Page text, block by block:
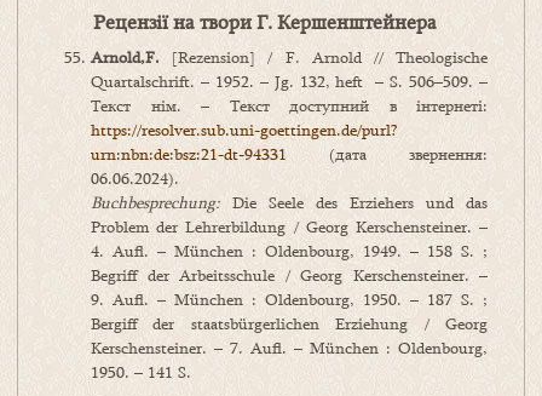
Рецензії на твори Г. Кершенштейнера
Arnold,F. [Rezension] / F. Arnold // Theologische
Quartalschrift. – 1952. – Jg. 132, heft – S. 506–509. –
Текст нім. – Текст доступний в інтернеті:
https://resolver.sub.uni-goettingen.de/purl?
urn:nbn:de:bsz:21-dt-94331 (дата звернення:
06.06.2024).
Buchbesprechung: Die Seele des Erziehers und das
Problem der Lehrerbildung / Georg Kerschensteiner. –
4. Aufl. – München : Oldenbourg, 1949. – 158 S. ;
Begriff der Arbeitsschule / Georg Kerschensteiner. –
9. Aufl. – München : Oldenbourg, 1950. – 187 S. ;
Bergiff der staatsbürgerlichen Erziehung / Georg
Kerschensteiner. – 7. Aufl. – München : Oldenbourg,
1950. – 141 S.